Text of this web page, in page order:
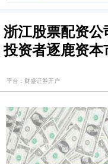
浙江股票配资
投资者逐鹿资本
平台：财盛证券开户